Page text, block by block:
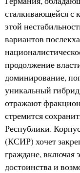
сталкивающейся с
этой
вариантов
продолжение
доминирование,
уникальный
отражают
стремится
Республики.
(КСИР) хочет
граждане, включая
достоинства и